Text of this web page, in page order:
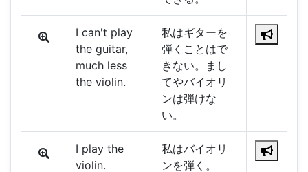
I can't play
the guitar,
much less
the violin.
私はギターを
弾くことはで
きない。まし
てやバイオリ
ンは弾けな
い。
I play the
violin.
私はバイオリ
ンを弾く。